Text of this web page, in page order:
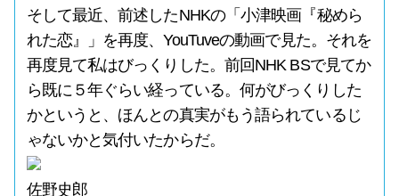
そして最近、前述したNHKの「小津映画『秘めら
れた恋』」を再度、YouTuveの動画で見た。それを
再度見て私はびっくりした。前回NHK BSで見てか
ら既に５年ぐらい経っている。何がびっくりした
かというと、ほんとの真実がもう語られているじ
ゃないかと気付いたからだ。
佐野史郎